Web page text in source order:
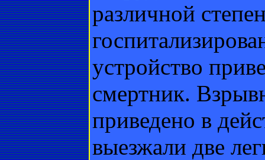
различной
устройство
смертник.
приведено в
выезжали две